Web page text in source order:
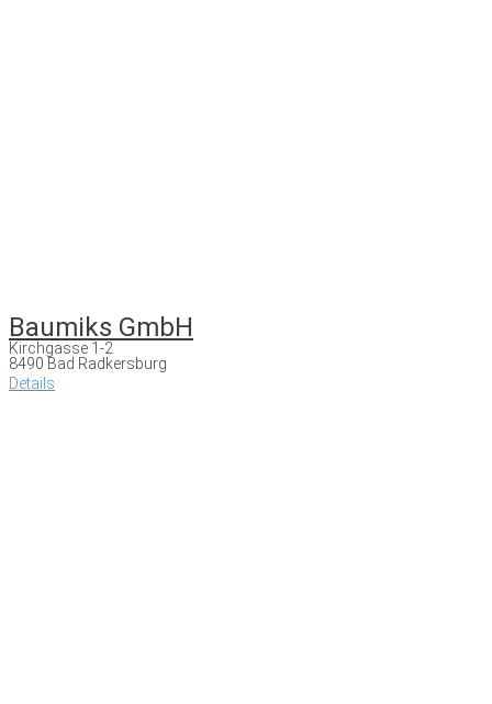
Baumiks GmbH
Kirchgasse 1-2
8490 Bad Radkersburg
Details